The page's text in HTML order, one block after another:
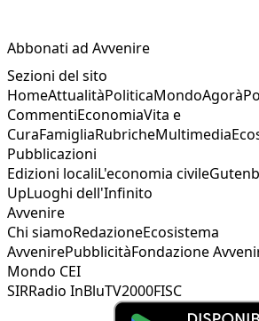
Abbonati ad Avvenire
Sezioni del sito
HomeAttualitàPoliticaMondoAgorà
CommentiEconomiaVita e
CuraFamigliaRubricheMultimedia
Pubblicazioni
Edizioni localiL'economia civile
UpLuoghi dell'Infinito
Avvenire
Chi siamoRedazioneEcosistema
AvvenirePubblicitàFondazione
Mondo CEI
SIRRadio InBluTV2000FISC